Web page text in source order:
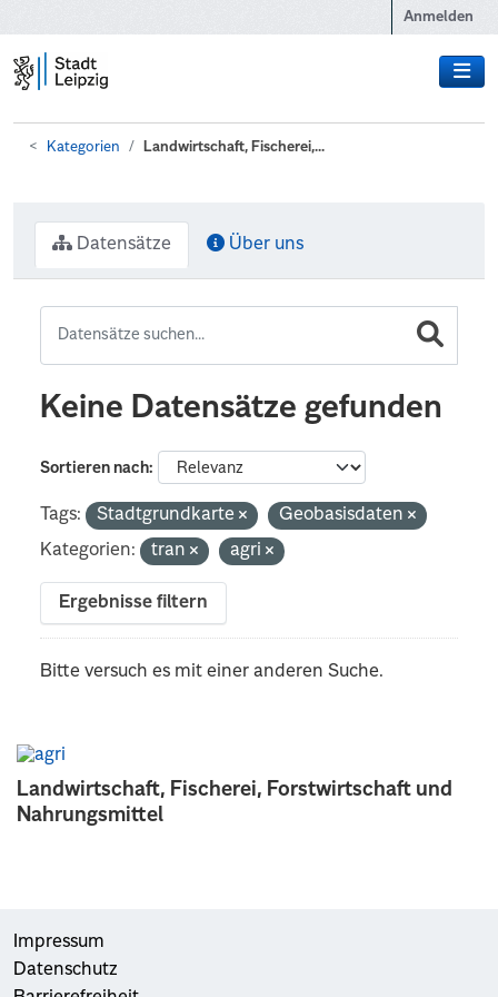
Anmelden
Kategorien Landwirtschaft, Fischerei,...
Landwirtschaft, Fischerei, Forstwirtschaft und
Nahrungsmittel
Datensätze Über uns
Keine Datensätze gefunden
Sortieren nach
Tags: Stadtgrundkarte
Geobasisdaten
Kategorien:
tran agri
Ergebnisse filtern
Bitte versuch es mit einer anderen Suche.
Impressum
Datenschutz